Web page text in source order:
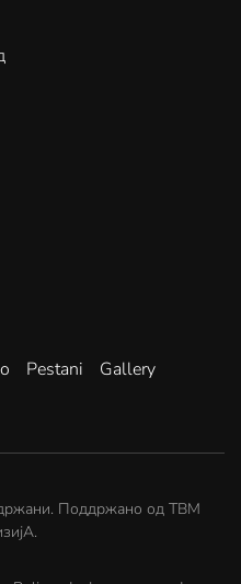
Pestani
Gallery
Поддржано од ТВМ
.